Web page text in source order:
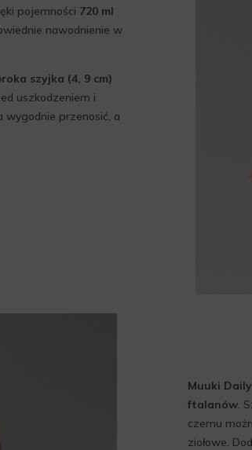
pojemności 720 ml
nawodnienie w
szyjka (4, 9 cm)
uszkodzeniem i
przenosić, a
Muuki
ftalanów.
czemu
ziołowe.